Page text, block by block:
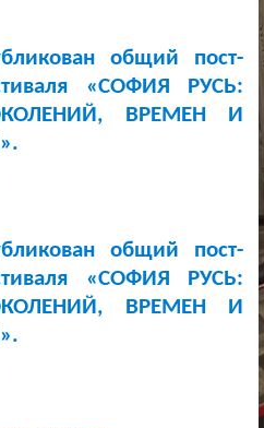
общий пост-
«СОФИЯ РУСЬ:
ВРЕМЕН И
общий пост-
«СОФИЯ РУСЬ:
ВРЕМЕН И